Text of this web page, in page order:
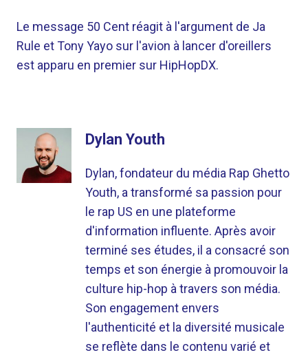
Le message 50 Cent réagit à l'argument de Ja
Rule et Tony Yayo sur l'avion à lancer d'oreillers
est apparu en premier sur HipHopDX.
Dylan Youth
Dylan, fondateur du média Rap Ghetto
Youth, a transformé sa passion pour
le rap US en une plateforme
d'information influente. Après avoir
terminé ses études, il a consacré son
temps et son énergie à promouvoir la
culture hip-hop à travers son média.
Son engagement envers
l'authenticité et la diversité musicale
se reflète dans le contenu varié et